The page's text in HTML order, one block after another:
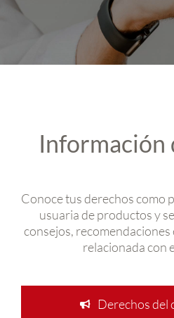
NOTICIAS
METAVERSO
Información
Conoce tus derechos como
usuaria de productos y
consejos,
relacionada con
Derechos del